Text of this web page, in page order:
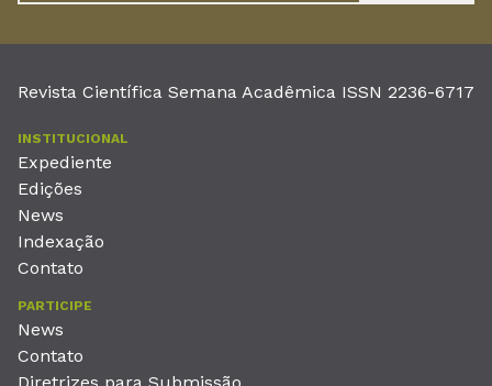
Revista Científica Semana Acadêmica ISSN 2236-6717
INSTITUCIONAL
Expediente
Edições
News
Indexação
Contato
PARTICIPE
News
Contato